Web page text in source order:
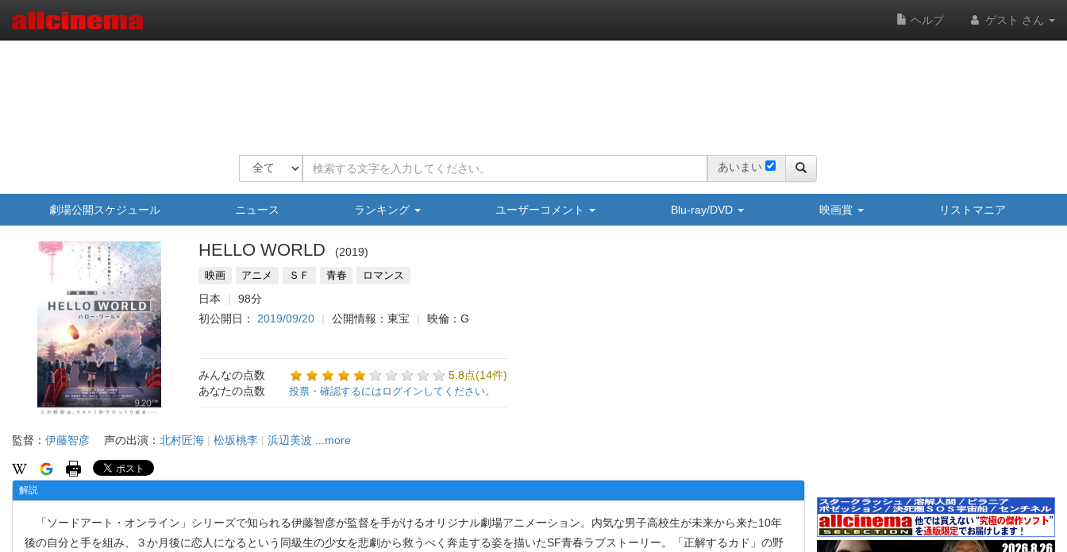
ヘルプ ゲスト さん
あいまい
劇場公開スケジュール ニュース ランキング ユーザーコメント Blu-ray/DVD 映画賞 リストマニア
HELLO WORLD 2019
映画 アニメ ＳＦ 青春 ロマンス
日本
98分
初公開日： 2019/09/20 公開情報：東宝 映倫：G
みんなの点数
5.8点(14件)
あなたの点数
投票・確認するにはログインしてください。
監督： 伊藤智彦 声の出演： 北村匠海 | 松坂桃李 | 浜辺美波 ...more
解説
「ソードアート・オンライン」シリーズで知られる伊藤智彦が監督を手がけるオリジナル劇場アニメーション。内気な男子高校生が未来から来た10年
後の自分と手を組み、３か月後に恋人になるという同級生の少女を悲劇から救うべく奔走する姿を描いたSF青春ラブストーリー。「正解するカド」の野